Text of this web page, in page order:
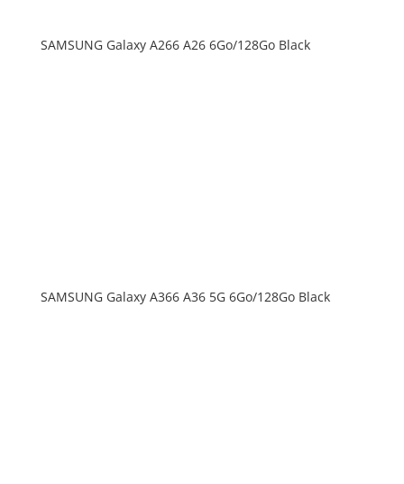
SAMSUNG Galaxy A266 A26 6Go/128Go Black
SAMSUNG Galaxy A366 A36 5G 6Go/128Go Black